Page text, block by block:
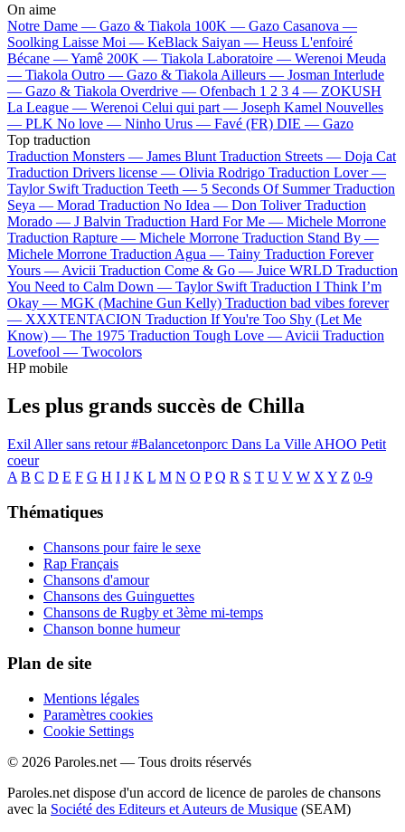
On aime
Notre Dame — Gazo & Tiakola 100K — Gazo Casanova —
Soolking Laisse Moi — KeBlack Saiyan — Heuss L'enfoiré
Bécane —Yamê 200K — Tiakola Laboratoire — Werenoi Meuda
— Tiakola Outro — Gazo & Tiakola Ailleurs — Josman Interlude
— Gazo & Tiakola Overdrive — Ofenbach 1 2 3 4 — ZOKUSH
La League — Werenoi Celui qui part — Joseph Kamel Nouvelles
— PLK No love — Ninho Urus — Favé (FR) DIE — Gazo
Top traduction
Traduction Monsters — James Blunt Traduction Streets — Doja Cat
Traduction Drivers license — Olivia Rodrigo Traduction Lover —
Taylor Swift Traduction Teeth — 5 Seconds Of Summer Traduction
Seya — Morad Traduction No Idea — Don Toliver Traduction
Morado — J Balvin Traduction Hard For Me — Michele Morrone
Traduction Rapture — Michele Morrone Traduction Stand By —
Michele Morrone Traduction Agua — Tainy Traduction Forever
Yours — Avicii Traduction Come & Go — Juice WRLD Traduction
You Need to Calm Down — Taylor Swift Traduction I Think I’m
Okay — MGK (Machine Gun Kelly) Traduction bad vibes forever
— XXXTENTACION Traduction If You're Too Shy (Let Me
Know) — The 1975 Traduction Tough Love — Avicii Traduction
Lovefool — Twocolors
HP mobile
Les plus grands succès de Chilla
Exil Aller sans retour#Balancetonporc Dans La Ville AHOO Petit
coeur
A B C D E F G H I J K L M N O P Q R S T U V W X Y Z 0-9
Thématiques
Chansons pour faire le sexe
Rap Français
Chansons d'amour
Chansons des Guinguettes
Chansons de Rugby et 3ème mi-temps
Chanson bonne humeur
Plan de site
Mentions légales
Paramètres cookies
Cookie Settings
© 2026 Paroles.net — Tous droits réservés
Paroles.net dispose d'un accord de licence de paroles de chansons
avec la Société des Editeurs et Auteurs de Musique (SEAM)